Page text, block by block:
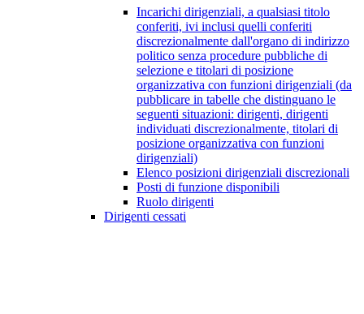
Incarichi dirigenziali, a qualsiasi titolo
conferiti, ivi inclusi quelli conferiti
discrezionalmente dall'organo di indirizzo
politico senza procedure pubbliche di
selezione e titolari di posizione
organizzativa con funzioni dirigenziali (da
pubblicare in tabelle che distinguano le
seguenti situazioni: dirigenti, dirigenti
individuati discrezionalmente, titolari di
posizione organizzativa con funzioni
dirigenziali)
Elenco posizioni dirigenziali discrezionali
Posti di funzione disponibili
Ruolo dirigenti
Dirigenti cessati